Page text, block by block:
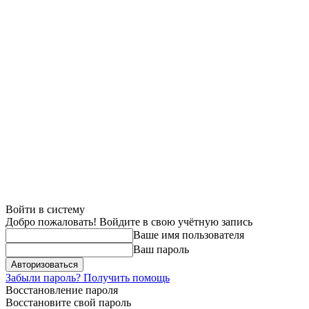
Войти в систему
Добро пожаловать! Войдите в свою учётную запись
Ваше имя пользователя
Ваш пароль
Забыли пароль? Получить помощь
Восстановление пароля
Восстановите свой пароль